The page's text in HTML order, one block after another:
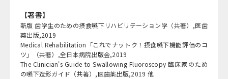
【著書】
新版 歯学生のための摂食嚥下リハビリテーション学（共著）,医歯
薬出版,2019
Medical Rehabilitation「これでナットク！摂食嚥下機能評価のコ
ツ」（共著）,全日本病院出版会,2019
The Clinician's Guide to Swallowing Fluoroscopy 臨床家のため
の嚥下造影ガイド（共著）,医歯薬出版,2019 他